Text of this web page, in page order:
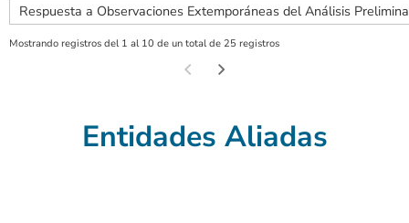
Respuesta a Observaciones Extemporáneas del Análisis
Mostrando registros del 1 al 10 de un total de 25 registros
Entidades Aliadas